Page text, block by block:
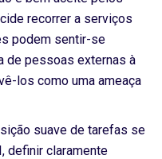
recorrer a serviços
podem sentir-se
de pessoas externas à
los como uma ameaça
suave de tarefas se
definir claramente